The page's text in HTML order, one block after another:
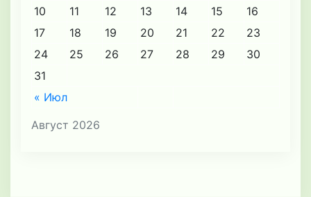
Август 2026
« Июл
10
11 12 13 14 15
16
17
18 19 20 21 22
23
24
25 26 27 28 29
30
31